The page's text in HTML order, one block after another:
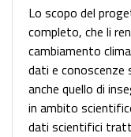
Lo scopo del
completo, che li
cambiamento
dati e conoscenze
anche quello di
in ambito
dati scientifici